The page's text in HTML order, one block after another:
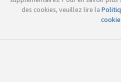
des cookies, veuillez lire la